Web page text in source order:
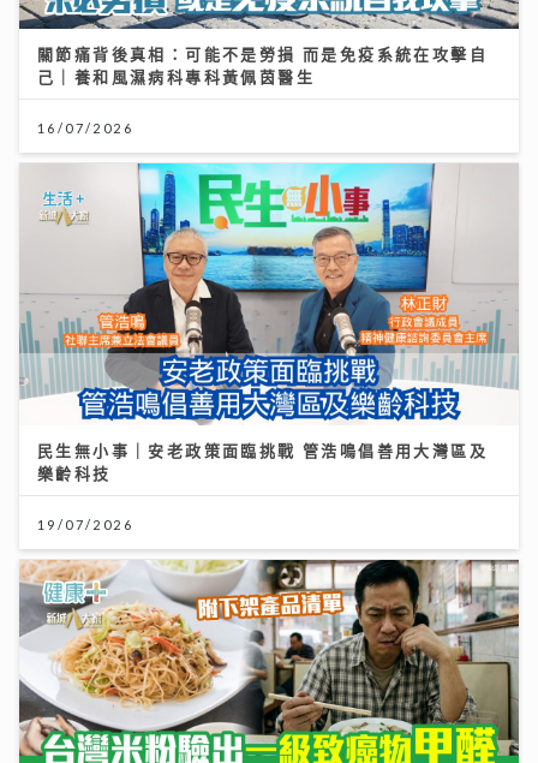
關節痛背後真相：可能不是勞損 而是免疫系統在攻擊自
己｜養和風濕病科專科黃佩茵醫生
16/07/2026
民生無小事｜安老政策面臨挑戰 管浩鳴倡善用大灣區及
樂齡科技
19/07/2026